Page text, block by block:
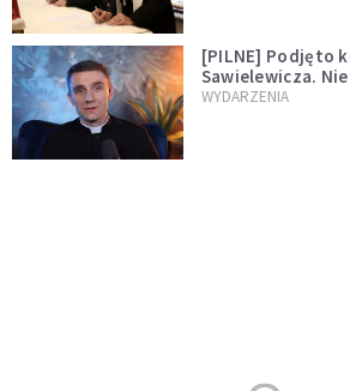
[PILNE] Podjęto
Sawielewicza.
mediach
WYDARZENIA